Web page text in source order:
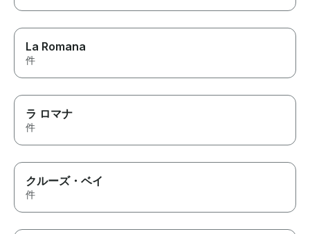
La Romana
件
ラ ロマナ
件
クルーズ・ベイ
件